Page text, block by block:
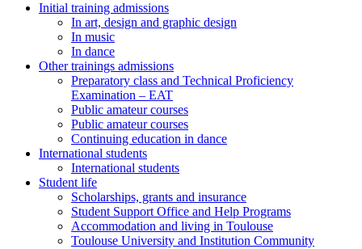
Initial training admissions
In art, design and graphic design
In music
In dance
Other trainings admissions
Preparatory class and Technical Proficiency
Examination – EAT
Public amateur courses
Public amateur courses
Continuing education in dance
International students
International students
Student life
Scholarships, grants and insurance
Student Support Office and Help Programs
Accommodation and living in Toulouse
Toulouse University and Institution Community